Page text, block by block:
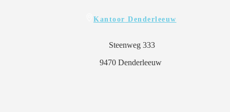
Kantoor Denderleeuw
Steenweg 333
9470 Denderleeuw